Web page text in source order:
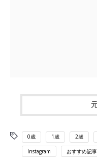
0歳 1歳 2歳
Instagram おすすめ記事